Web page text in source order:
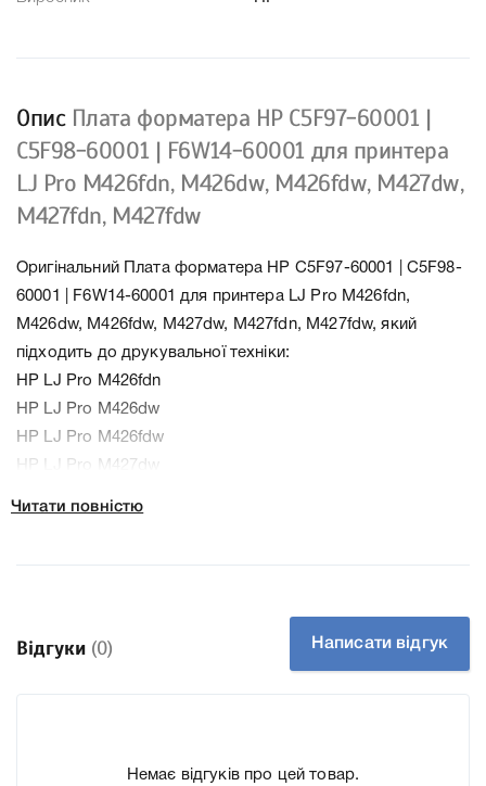
Опис Плата форматера HP C5F97-60001 |
C5F98-60001 | F6W14-60001 для принтера
LJ Pro M426fdn, M426dw, M426fdw, M427dw,
M427fdn, M427fdw
Оригінальний Плата форматера HP C5F97-60001 | C5F98-
60001 | F6W14-60001 для принтера LJ Pro M426fdn,
M426dw, M426fdw, M427dw, M427fdn, M427fdw, який
підходить до друкувальної техніки:
HP LJ Pro M426fdn
HP LJ Pro M426dw
HP LJ Pro M426fdw
HP LJ Pro M427dw
Производитель HP
До Плата форматера HP C5F97-60001 | C5F98-60001 |
докладні характеристики, список друкувальної техніки,
Читати повністю
Відгуки (0) Написати відгук
Немає відгуків про цей товар.